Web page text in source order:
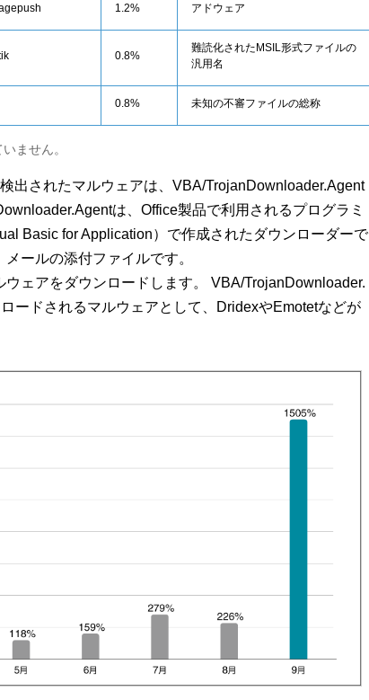
1.2% アドウェア
0.8%
難読化されたMSIL形式ファイルの
汎用名
0.8% 未知の不審ファイルの総称
ません。
出されたマルウェアは、VBA/TrojanDownloader.Agent
は、Office製品で利用されるプログラミ
Basic for Application）で作成されたダウンローダーで
ールの添付ファイルです。
ウェアをダウンロードします。 VBA/TrojanDownloader.
ードされるマルウェアとして、DridexやEmotetなどが